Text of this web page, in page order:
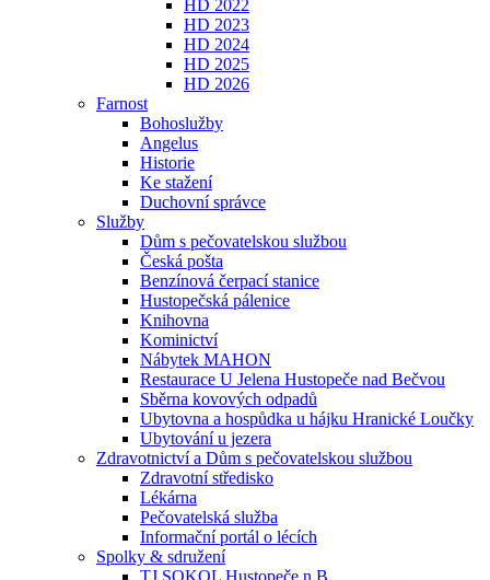
HD 2022
HD 2023
HD 2024
HD 2025
HD 2026
Farnost
Bohoslužby
Angelus
Historie
Ke stažení
Duchovní správce
Služby
Dům s pečovatelskou službou
Česká pošta
Benzínová čerpací stanice
Hustopečská pálenice
Knihovna
Kominictví
Nábytek MAHON
Restaurace U Jelena Hustopeče nad Bečvou
Sběrna kovových odpadů
Ubytovna a hospůdka u hájku Hranické Loučky
Ubytování u jezera
Zdravotnictví a Dům s pečovatelskou službou
Zdravotní středisko
Lékárna
Pečovatelská služba
Informační portál o lécích
Spolky & sdružení
TJ SOKOL Hustopeče n.B.